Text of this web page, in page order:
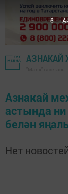
АЗНАКАЙ
Азнакай
астында
белән
Нет
6